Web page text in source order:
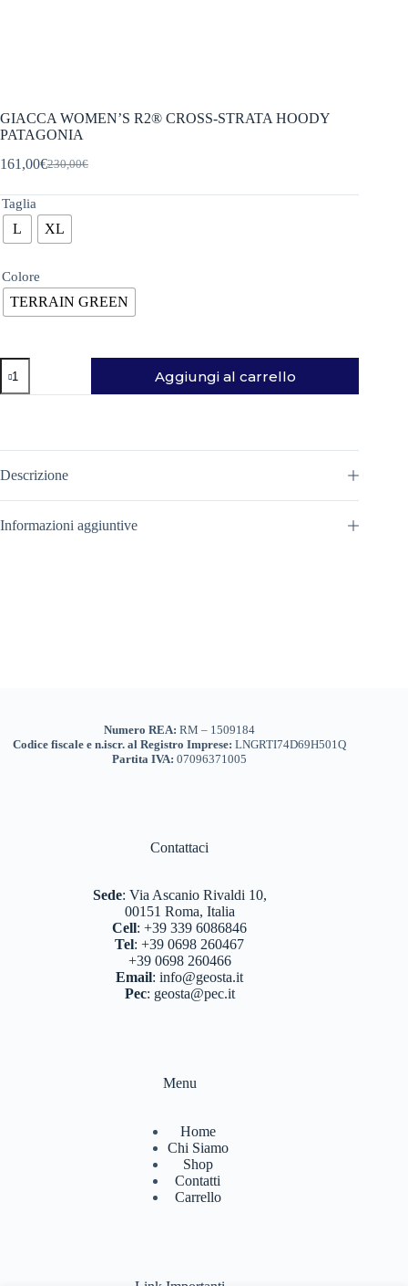
GIACCA WOMEN’S R2® CROSS-STRATA HOODY
PATAGONIA
230,00€
Il
era:
230,00€.
161,00€Il
è:
161,00€.
Taglia
L XL
Colore
TERRAIN GREEN
GIACCA
WOMEN'S
R2®
quantità
Aggiungi al carrello
Descrizione
Informazioni aggiuntive
Numero REA:RM – 1509184
Codice fiscale e n.iscr. al Registro Imprese:LNGRTI74D69H501Q
Partita IVA: 07096371005
Contattaci
Sede: Via Ascanio Rivaldi 10,
00151 Roma, Italia
Cell:+39 339 6086846
Tel:+39 0698 260467
+39 0698 260466
Email:info@geosta.it
Pec: geosta@pec.it
Menu
Home
Chi Siamo
Shop
Contatti
Carrello